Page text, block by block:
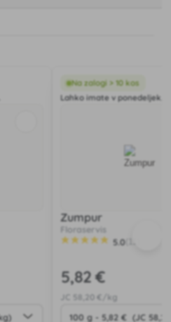
Na zalogi > 10 kos
Lahko imate v ponedeljek,
Zumpur
Floraservis
5.0
5,82 €
58 ,20 €/kg